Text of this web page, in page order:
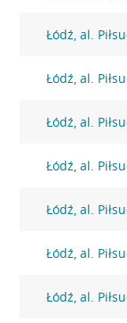
Łódź, al.
Łódź, al.
Łódź, al.
Łódź, al.
Łódź, al.
Łódź, al.
Łódź, al.